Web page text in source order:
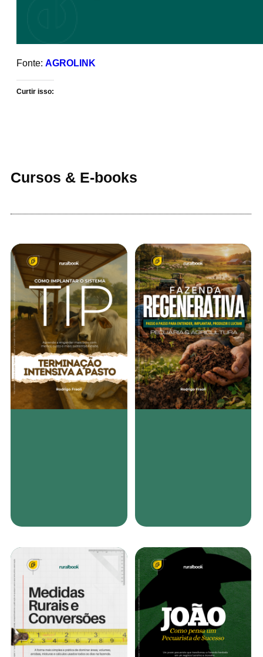
Fonte: AGROLINK
Curtir isso:
Cursos & E-books